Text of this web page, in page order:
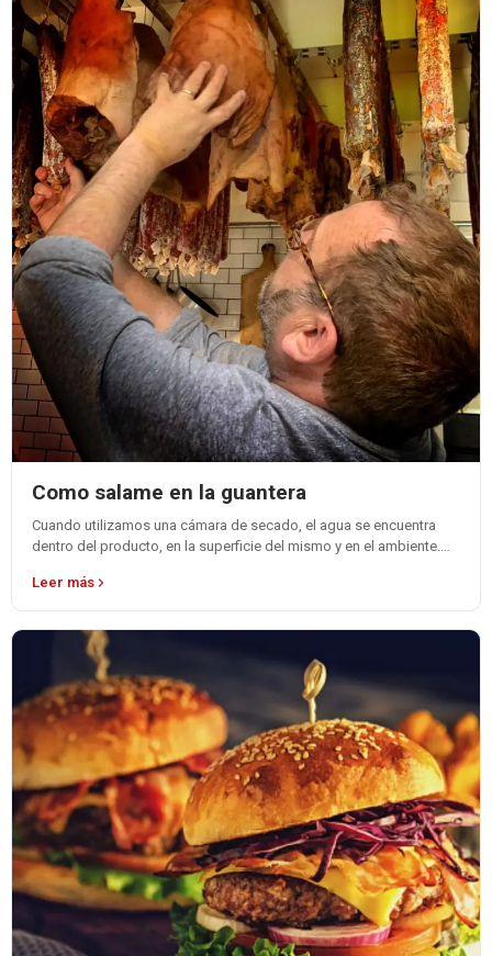
Como salame en la guantera
Cuando utilizamos una cámara de secado, el agua se encuentra
dentro del producto, en la superficie del mismo y en el ambiente.…
Leer más